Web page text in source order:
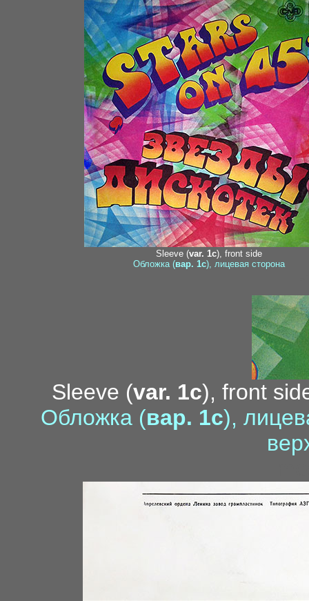
Sleeve (var. 1c), front side
Обложка (вар. 1c), лицевая сторона
Sleeve (var. 1c), front
Обложка (вар. 1c),